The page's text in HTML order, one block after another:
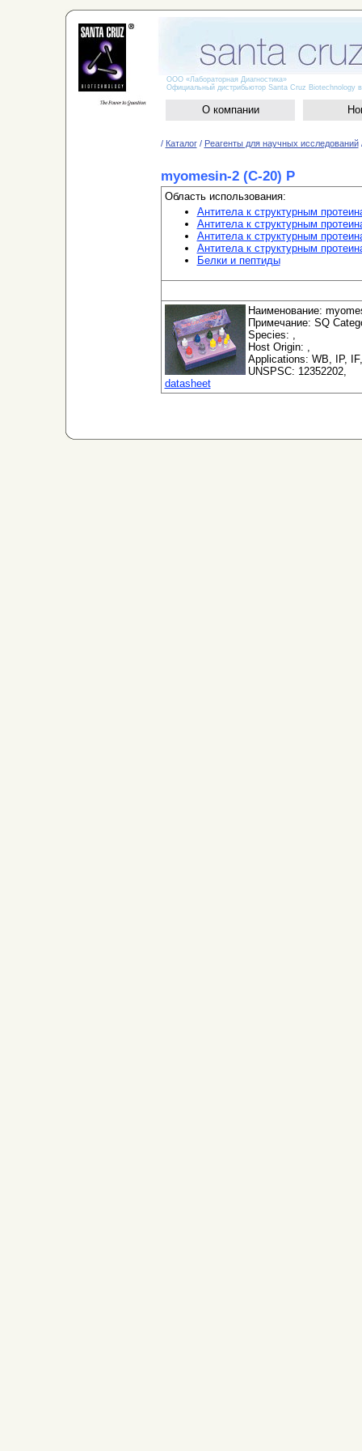
ООО «Лабораторная Диагностика»
Официальный дистрибьютор Santa Cruz Biotechnology
О компании
/ Каталог/ Реагенты для научных исследований
myomesin-2 (C-20) P
Область использования:
Антитела к структурным
Антитела к структурным
Антитела к структурным
Антитела к структурным
Белки и пептиды
Наименование:
Примечание: SQ
Species: ,
Host Origin: ,
Applications: WB, IP,
UNSPSC: 12352202,
datasheet